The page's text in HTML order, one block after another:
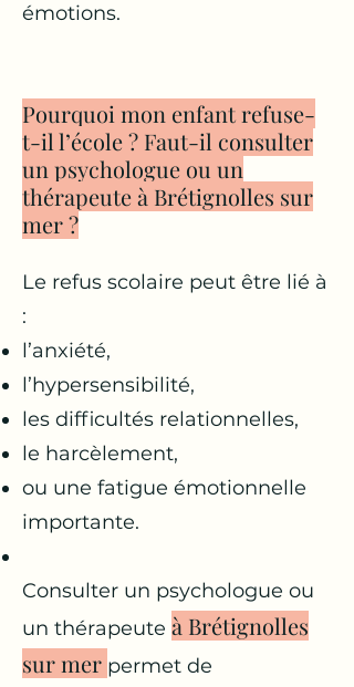
émotions.
Pourquoi mon enfant refuse-
t-il l’école ? Faut-il consulter
un psychologue ou un
thérapeute à Brétignolles sur
mer ?
Le refus scolaire peut être lié à
:
l’anxiété,
l’hypersensibilité,
les difficultés relationnelles,
le harcèlement,
ou une fatigue émotionnelle
importante.
Consulter un psychologue ou
un thérapeute à Brétignolles
sur mer permet de